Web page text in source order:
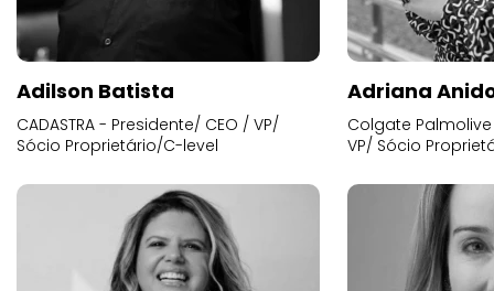
Adilson Batista
CADASTRA - Presidente/ CEO / VP/
Sócio Proprietário/C-level
Adriana
Colgate
VP/ Sócio